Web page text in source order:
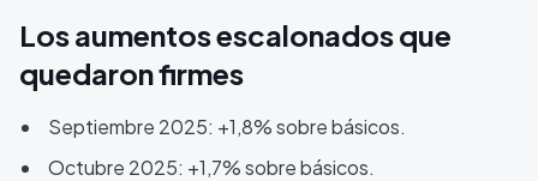
Los aumentos escalonados que
quedaron firmes
Septiembre 2025: +1,8% sobre básicos.
Octubre 2025: +1,7% sobre básicos.